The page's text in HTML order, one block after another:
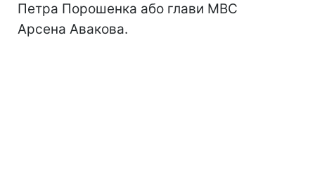
Петра Порошенка або глави МВС
Арсена Авакова.